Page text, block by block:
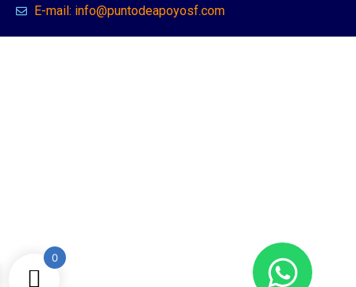
E-mail: info@puntodeapoyosf.com
0